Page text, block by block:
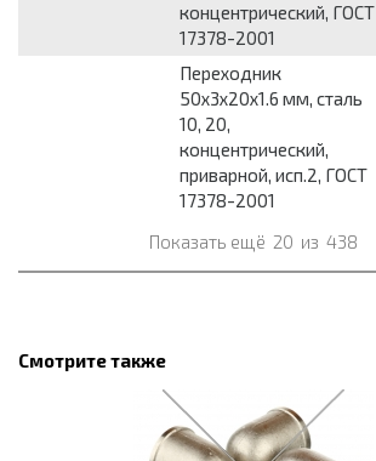
концентрический, ГОСТ
17378-2001
Переходник
50х3x20х1.6 мм, сталь
10, 20,
концентрический,
приварной, исп.2, ГОСТ
17378-2001
Показать ещё 20 из 438
Смотрите также